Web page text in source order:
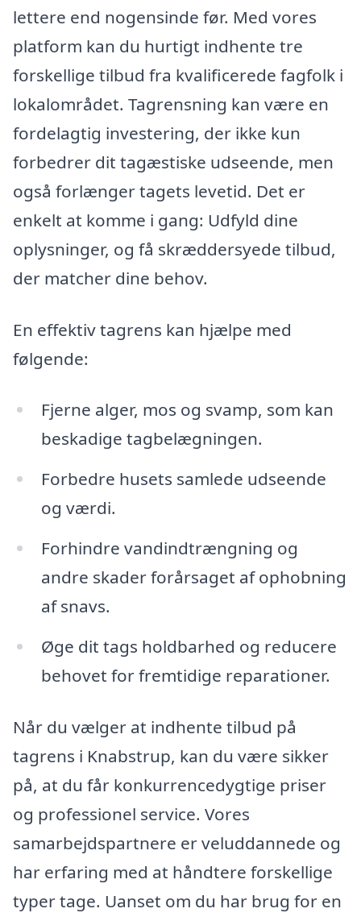
lettere end nogensinde før. Med vores
platform kan du hurtigt indhente tre
forskellige tilbud fra kvalificerede fagfolk i
lokalområdet. Tagrensning kan være en
fordelagtig investering, der ikke kun
forbedrer dit tagæstiske udseende, men
også forlænger tagets levetid. Det er
enkelt at komme i gang: Udfyld dine
oplysninger, og få skræddersyede tilbud,
der matcher dine behov.
En effektiv tagrens kan hjælpe med
følgende:
Fjerne alger, mos og svamp, som kan
beskadige tagbelægningen.
Forbedre husets samlede udseende
og værdi.
Forhindre vandindtrængning og
andre skader forårsaget af ophobning
af snavs.
Øge dit tags holdbarhed og reducere
behovet for fremtidige reparationer.
Når du vælger at indhente tilbud på
tagrens i Knabstrup, kan du være sikker
på, at du får konkurrencedygtige priser
og professionel service. Vores
samarbejdspartnere er veluddannede og
har erfaring med at håndtere forskellige
typer tage. Uanset om du har brug for en